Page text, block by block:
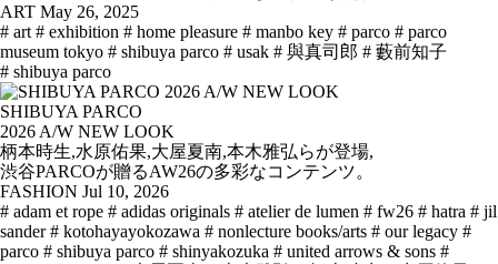
ART May 26, 2025
# art # exhibition # home pleasure # manbo key # parco # parco
museum tokyo # shibuya parco # usak # 與真司郎 # 藪前知子
# shibuya parco
SHIBUYA PARCO
2026 A/W NEW LOOK
柄本時生,水原佑果,大屋夏南,本木雅弘らが登場,
渋谷PARCOが贈るAW26の多彩なコンテンツ。
FASHION Jul 10, 2026
# adam et rope # adidas originals # atelier de lumen # fw26 # hatra # jil
sander # kotohayayokozawa # nonlecture books/arts # our legacy #
parco # shibuya parco # shinyakozuka # united arrows & sons #